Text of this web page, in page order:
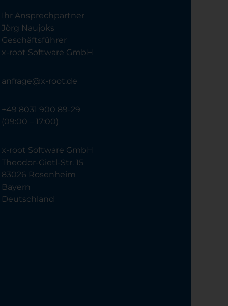
Ihr Ansprechpartner
Jörg Naujoks
Geschäftsführer
x-root Software GmbH
anfrage@x-root.de
+49 8031 900 89-29
(09:00 – 17:00)
x-root Software GmbH
Theodor-Gietl-Str. 15
83026 Rosenheim
Bayern
Deutschland